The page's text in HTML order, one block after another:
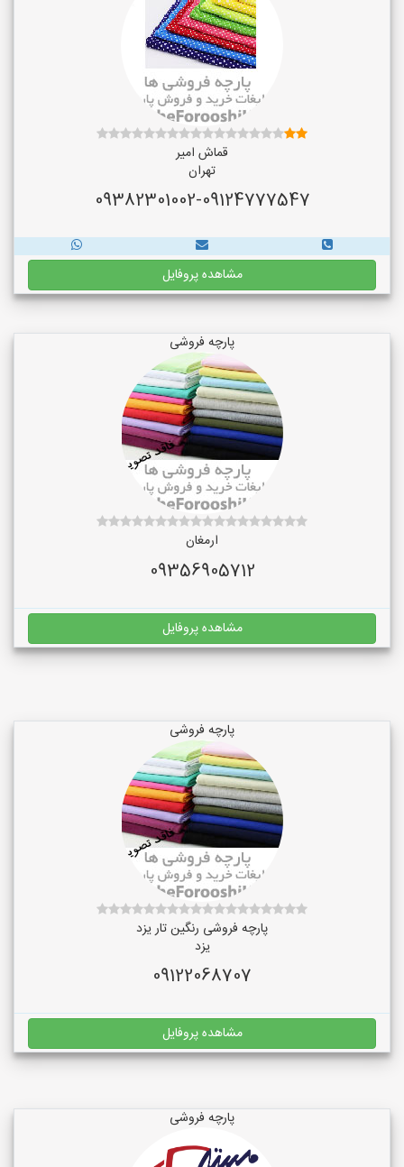
قماش امیر
تهران
09382301002-09124777547
مشاهده پروفایل
پارچه فروشی
ارمغان
09356905712
مشاهده پروفایل
پارچه فروشی
پارچه فروشی رنگین تار یزد
یزد
09122068707
مشاهده پروفایل
پارچه فروشی